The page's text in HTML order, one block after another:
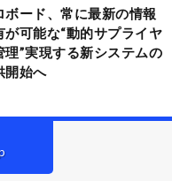
ボード、常に最新の情報
が可能な“動的サプライヤ
理”実現する新システムの
開始へ